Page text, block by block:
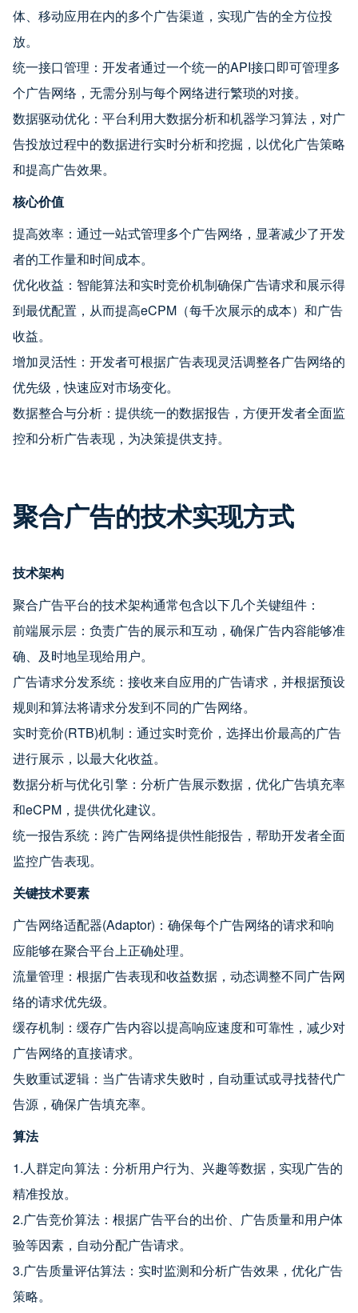
体、移动应用在内的多个广告渠道，实现广告的全方位投
放。
统一接口管理：开发者通过一个统一的API接口即可管理多
个广告网络，无需分别与每个网络进行繁琐的对接。
数据驱动优化：平台利用大数据分析和机器学习算法，对广
告投放过程中的数据进行实时分析和挖掘，以优化广告策略
和提高广告效果。
核心价值
提高效率：通过一站式管理多个广告网络，显著减少了开发
者的工作量和时间成本。
优化收益：智能算法和实时竞价机制确保广告请求和展示得
到最优配置，从而提高eCPM（每千次展示的成本）和广告
收益。
增加灵活性：开发者可根据广告表现灵活调整各广告网络的
优先级，快速应对市场变化。
数据整合与分析：提供统一的数据报告，方便开发者全面监
控和分析广告表现，为决策提供支持。
聚合广告的技术实现方式
技术架构
聚合广告平台的技术架构通常包含以下几个关键组件：
前端展示层：负责广告的展示和互动，确保广告内容能够准
确、及时地呈现给用户。
广告请求分发系统：接收来自应用的广告请求，并根据预设
规则和算法将请求分发到不同的广告网络。
实时竞价(RTB)机制：通过实时竞价，选择出价最高的广告
进行展示，以最大化收益。
数据分析与优化引擎：分析广告展示数据，优化广告填充率
和eCPM，提供优化建议。
统一报告系统：跨广告网络提供性能报告，帮助开发者全面
监控广告表现。
关键技术要素
广告网络适配器(Adaptor)：确保每个广告网络的请求和响
应能够在聚合平台上正确处理。
流量管理：根据广告表现和收益数据，动态调整不同广告网
络的请求优先级。
缓存机制：缓存广告内容以提高响应速度和可靠性，减少对
广告网络的直接请求。
失败重试逻辑：当广告请求失败时，自动重试或寻找替代广
告源，确保广告填充率。
算法
1.人群定向算法：分析用户行为、兴趣等数据，实现广告的
精准投放。
2.广告竞价算法：根据广告平台的出价、广告质量和用户体
验等因素，自动分配广告请求。
3.广告质量评估算法：实时监测和分析广告效果，优化广告
策略。